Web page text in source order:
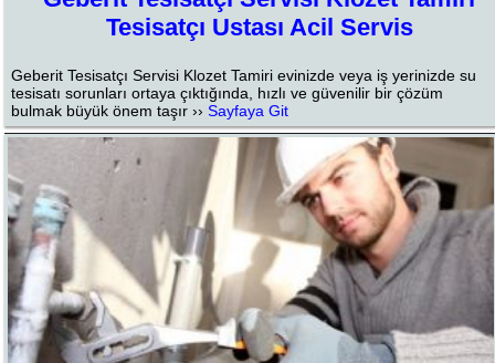
Tesisatçı Ustası Acil Servis
Geberit Tesisatçı Servisi Klozet Tamiri evinizde veya iş yerinizde su
tesisatı sorunları ortaya çıktığında, hızlı ve güvenilir bir çözüm
bulmak büyük önem taşır ››Sayfaya Git